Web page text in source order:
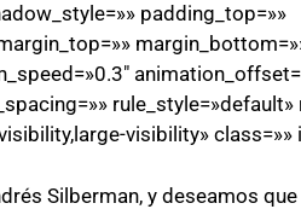
padding_top=»»
rule_style=»default»
visibility» class=»»
Silberman, y deseamos